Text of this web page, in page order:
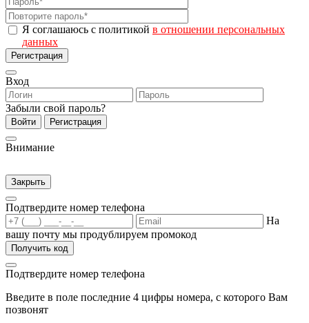
Я соглашаюсь с политикой в отношении персональных
данных
Регистрация
Вход
Забыли свой пароль?
Войти Регистрация
Внимание
Закрыть
Подтвердите номер телефона
На
вашу почту мы продублируем промокод
Получить код
Подтвердите номер телефона
Введите в поле последние 4 цифры номера, с которого Вам
позвонят